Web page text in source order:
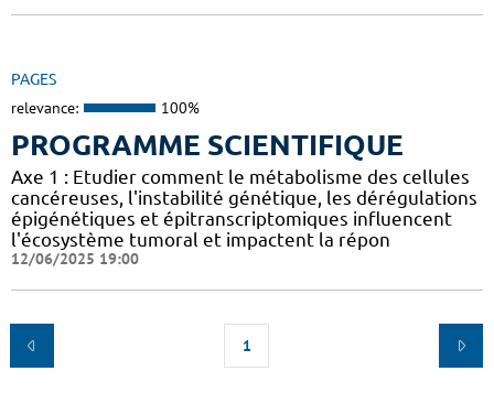
PAGES
relevance: 100%
PROGRAMME SCIENTIFIQUE
Axe 1 : Etudier comment le métabolisme des cellules
cancéreuses, l'instabilité génétique, les dérégulations
épigénétiques et épitranscriptomiques influencent
l'écosystème tumoral et impactent la répon
12/06/2025 19:00
1